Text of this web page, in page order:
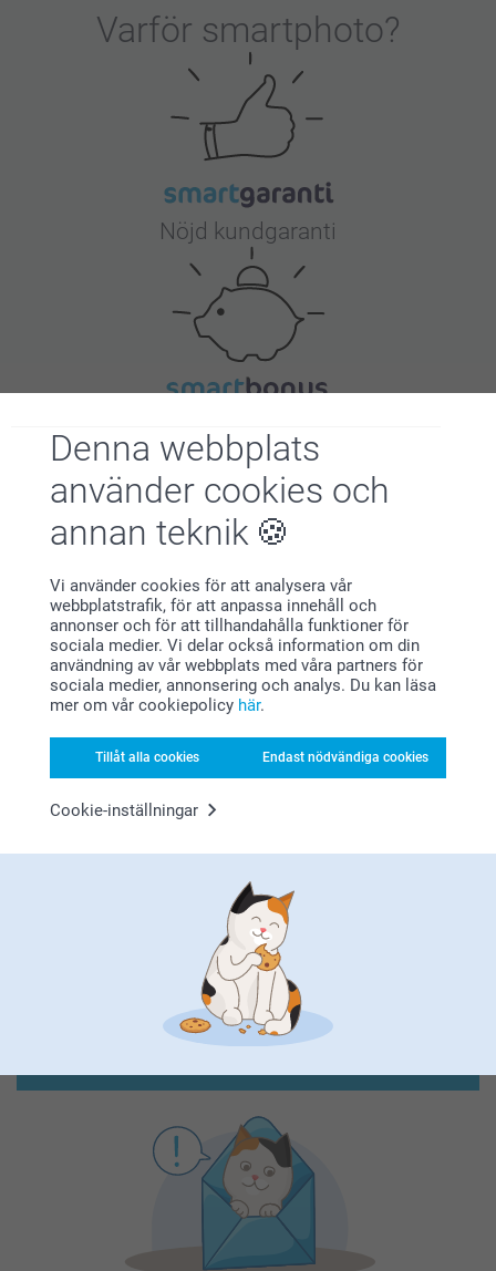
Denna webbplats
använder cookies och
annan teknik
Vi använder cookies för att analysera vår
webbplatstrafik, för att anpassa innehåll och
annonser och för att tillhandahålla funktioner för
sociala medier. Vi delar också information om din
användning av vår webbplats med våra partners för
sociala medier, annonsering och analys. Du kan läsa
mer om vår cookiepolicy här.
Tillåt alla cookies Endast nödvändiga cookies
Cookie-inställningar
Varför smartphoto?
Nöjd kundgaranti
Letar du efter inspiration?
Förstklassig kundservice
Registrera dig till vårt nyhetsbrev
Ange din e-postadress här